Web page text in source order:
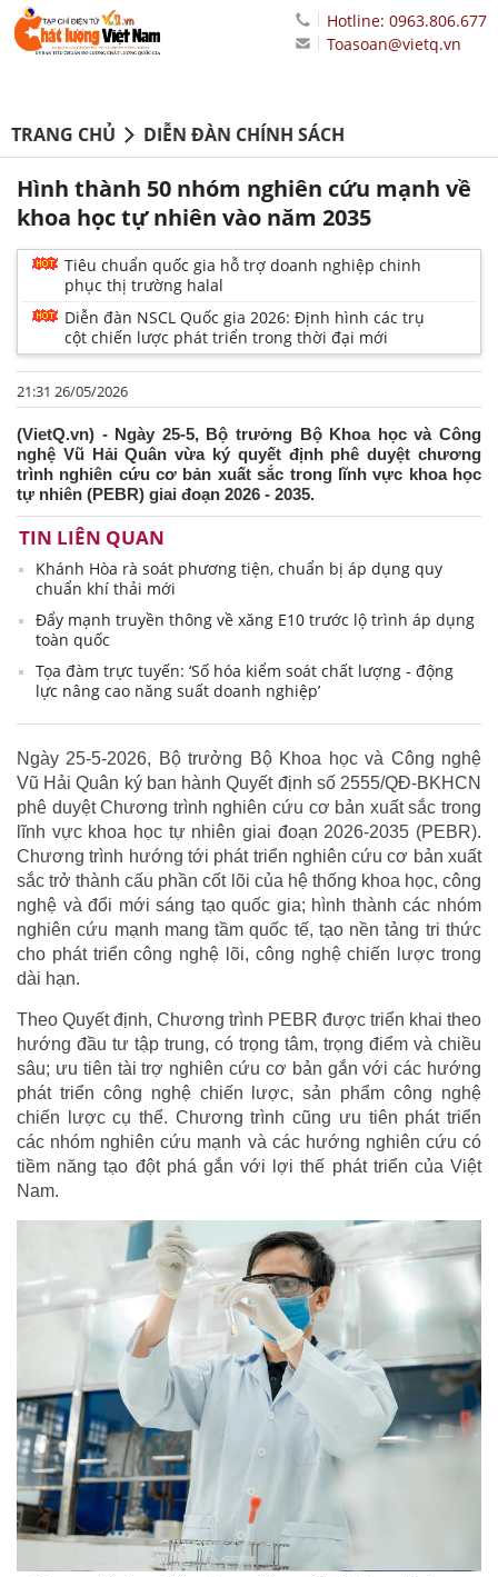
Hotline: 0963.806.677
Toasoan@vietq.vn
TRANG CHỦ DIỄN ĐÀN CHÍNH SÁCH
Hình thành 50 nhóm nghiên cứu mạnh về
khoa học tự nhiên vào năm 2035
Tiêu chuẩn quốc gia hỗ trợ doanh nghiệp chinh
phục thị trường halal
Diễn đàn NSCL Quốc gia 2026: Định hình các trụ
cột chiến lược phát triển trong thời đại mới
21:31 26/05/2026
(VietQ.vn) - Ngày 25-5, Bộ trưởng Bộ Khoa học và Công
nghệ Vũ Hải Quân vừa ký quyết định phê duyệt chương
trình nghiên cứu cơ bản xuất sắc trong lĩnh vực khoa học
tự nhiên (PEBR) giai đoạn 2026 - 2035.
TIN LIÊN QUAN
Khánh Hòa rà soát phương tiện, chuẩn bị áp dụng quy
chuẩn khí thải mới
Đẩy mạnh truyền thông về xăng E10 trước lộ trình áp dụng
toàn quốc
Tọa đàm trực tuyến: ‘Số hóa kiểm soát chất lượng - động
lực nâng cao năng suất doanh nghiệp’
Ngày 25-5-2026, Bộ trưởng Bộ Khoa học và Công nghệ
Vũ Hải Quân ký ban hành Quyết định số 2555/QĐ-BKHCN
phê duyệt Chương trình nghiên cứu cơ bản xuất sắc trong
lĩnh vực khoa học tự nhiên giai đoạn 2026-2035 (PEBR).
Chương trình hướng tới phát triển nghiên cứu cơ bản xuất
sắc trở thành cấu phần cốt lõi của hệ thống khoa học, công
nghệ và đổi mới sáng tạo quốc gia; hình thành các nhóm
nghiên cứu mạnh mang tầm quốc tế, tạo nền tảng tri thức
cho phát triển công nghệ lõi, công nghệ chiến lược trong
dài hạn.
Theo Quyết định, Chương trình PEBR được triển khai theo
hướng đầu tư tập trung, có trọng tâm, trọng điểm và chiều
sâu; ưu tiên tài trợ nghiên cứu cơ bản gắn với các hướng
phát triển công nghệ chiến lược, sản phẩm công nghệ
chiến lược cụ thể. Chương trình cũng ưu tiên phát triển
các nhóm nghiên cứu mạnh và các hướng nghiên cứu có
tiềm năng tạo đột phá gắn với lợi thế phát triển của Việt
Nam.